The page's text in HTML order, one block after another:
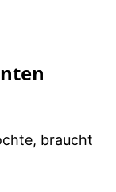
braucht